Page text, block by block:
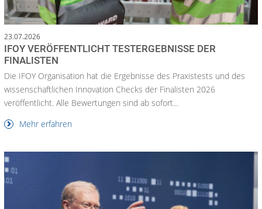
23.07.2026
IFOY VERÖFFENTLICHT TESTERGEBNISSE DER
FINALISTEN
Die IFOY Organisation hat die Ergebnisse des Praxistests und des
wissenschaftlichen Innovation Checks der Finalisten 2026
veröffentlicht. Alle Bewertungen sind ab sofort...
Mehr erfahren